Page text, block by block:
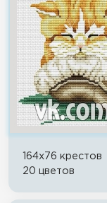
164x76 крестов
20 цветов